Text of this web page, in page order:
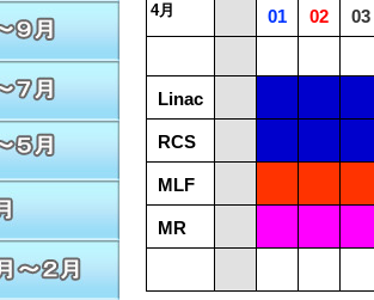
4月 01 02 03
Linac
RCS
MLF
MR